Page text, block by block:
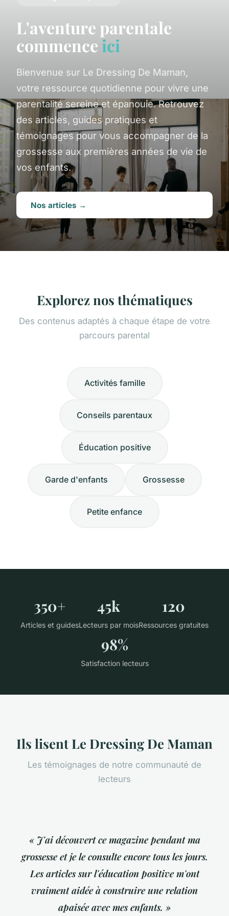
L'aventure parentale
commence ici
Bienvenue sur Le Dressing De Maman,
votre ressource quotidienne pour vivre une
parentalité sereine et épanouie. Retrouvez
des articles, guides pratiques et
témoignages pour vous accompagner de la
grossesse aux premières années de vie de
vos enfants.
Nos articles →
Explorez nos thématiques
Des contenus adaptés à chaque étape de votre
parcours parental
Activités famille
Conseils parentaux
Éducation positive
Garde d'enfants Grossesse
Petite enfance
350+
Articles et guides
45k
Lecteurs par mois
120
Ressources gratuites
98%
Satisfaction lecteurs
Ils lisent Le Dressing De Maman
Les témoignages de notre communauté de
lecteurs
« J'ai découvert ce magazine pendant ma
grossesse et je le consulte encore tous les jours.
Les articles sur l'éducation positive m'ont
vraiment aidée à construire une relation
apaisée avec mes enfants. »